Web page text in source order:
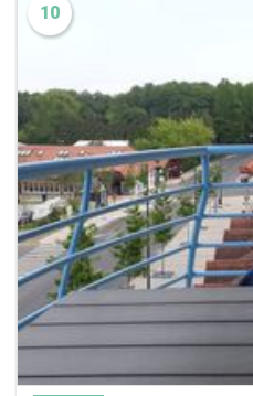
10